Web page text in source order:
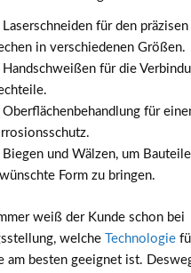
Laserschneiden für den
in verschiedenen Größen.
Handschweißen für die
Oberflächenbehandlung für
Biegen und Wälzen, um
Form zu bringen.
weiß der Kunde schon bei
welche
Technologie
am besten geeignet ist.